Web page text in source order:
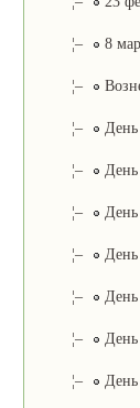
¦– 8
¦–
¦–
¦–
¦– День
¦–
¦– День
¦–
¦– День